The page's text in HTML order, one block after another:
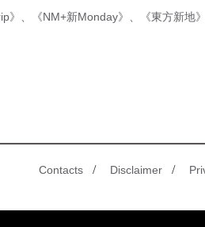
》 《NM+新Monday》 《東方新地》
Contacts / Disclaimer /